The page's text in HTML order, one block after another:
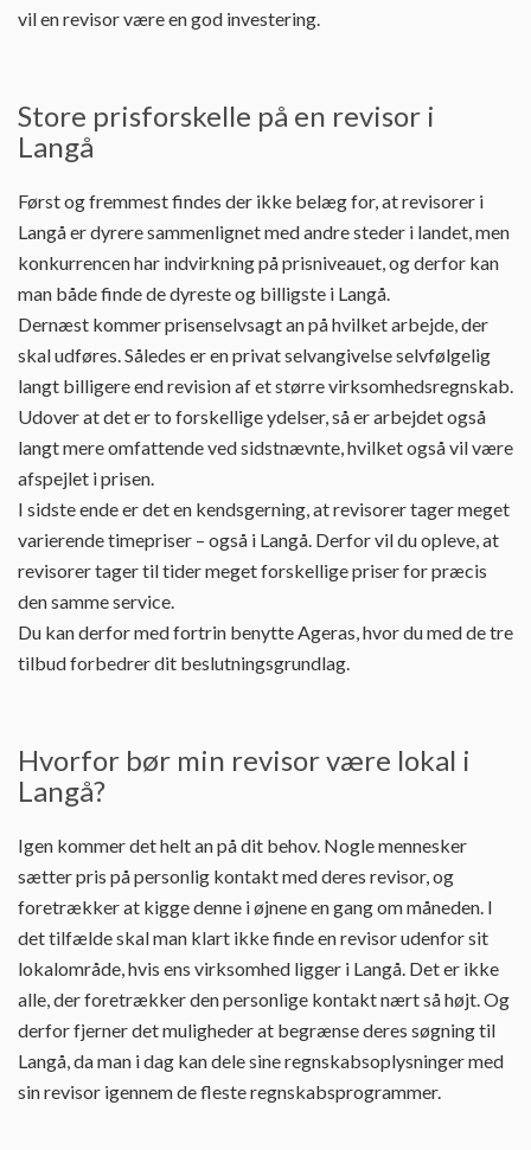
vil en revisor være en god investering.
Store prisforskelle på en revisor i
Langå
Først og fremmest findes der ikke belæg for, at revisorer i
Langå er dyrere sammenlignet med andre steder i landet, men
konkurrencen har indvirkning på prisniveauet, og derfor kan
man både finde de dyreste og billigste i Langå.
Dernæst kommer prisenselvsagt an på hvilket arbejde, der
skal udføres. Således er en privat selvangivelse selvfølgelig
langt billigere end revision af et større virksomhedsregnskab.
Udover at det er to forskellige ydelser, så er arbejdet også
langt mere omfattende ved sidstnævnte, hvilket også vil være
afspejlet i prisen.
I sidste ende er det en kendsgerning, at revisorer tager meget
varierende timepriser – også i Langå. Derfor vil du opleve, at
revisorer tager til tider meget forskellige priser for præcis
den samme service.
Du kan derfor med fortrin benytte Ageras, hvor du med de tre
tilbud forbedrer dit beslutningsgrundlag.
Hvorfor bør min revisor være lokal i
Langå?
Igen kommer det helt an på dit behov. Nogle mennesker
sætter pris på personlig kontakt med deres revisor, og
foretrækker at kigge denne i øjnene en gang om måneden. I
det tilfælde skal man klart ikke finde en revisor udenfor sit
lokalområde, hvis ens virksomhed ligger i Langå. Det er ikke
alle, der foretrækker den personlige kontakt nært så højt. Og
derfor fjerner det muligheder at begrænse deres søgning til
Langå, da man i dag kan dele sine regnskabsoplysninger med
sin revisor igennem de fleste regnskabsprogrammer.